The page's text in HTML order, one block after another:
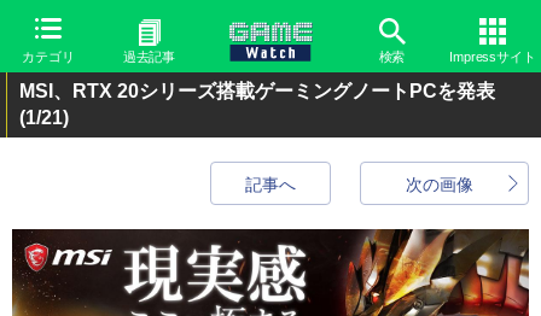
カテゴリ 過去記事 検索 Impressサイト
MSI、RTX 20シリーズ搭載ゲーミングノートPCを発表
(1/21)
次の画像
記事へ